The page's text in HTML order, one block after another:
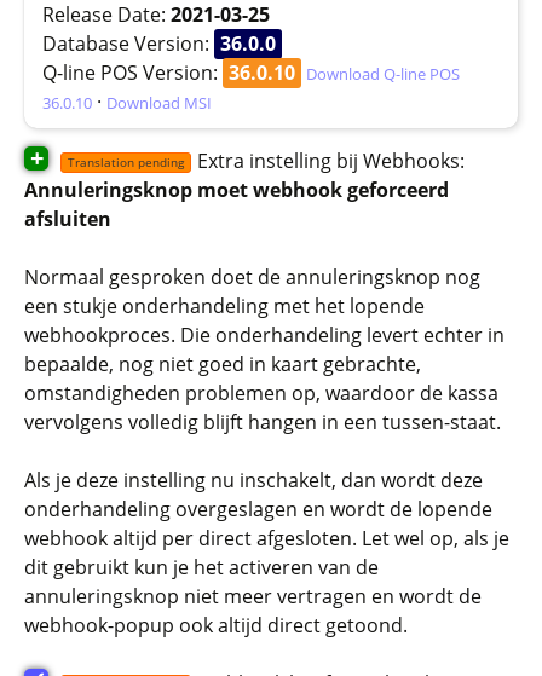
Release Date: 2021-03-25
Database Version: 36.0.0
Q-line POS Version: 36.0.10 Download Q-line POS
36.0.10 · Download MSI
+ Translation pending
Extra instelling bij Webhooks:
Annuleringsknop moet webhook geforceerd
afsluiten
Normaal gesproken doet de annuleringsknop nog
een stukje onderhandeling met het lopende
webhookproces. Die onderhandeling levert echter in
bepaalde, nog niet goed in kaart gebrachte,
omstandigheden problemen op, waardoor de kassa
vervolgens volledig blijft hangen in een tussen-staat.
Als je deze instelling nu inschakelt, dan wordt deze
onderhandeling overgeslagen en wordt de lopende
webhook altijd per direct afgesloten. Let wel op, als je
dit gebruikt kun je het activeren van de
annuleringsknop niet meer vertragen en wordt de
webhook-popup ook altijd direct getoond.